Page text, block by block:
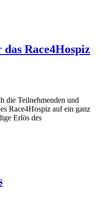
Race4Hospiz
die Teilnehmenden und
Race4Hospiz auf ein ganz
Erlös des